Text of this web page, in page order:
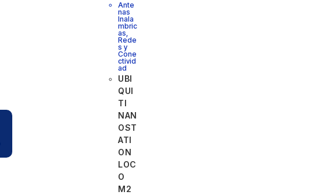
Ante
nas
Inala
mbric
as,
Rede
s y
Cone
ctivid
ad
UBI
QUI
TI
NAN
OST
ATI
ON
LOC
O
M2